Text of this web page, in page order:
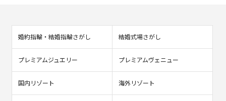
婚約指輪・結婚指輪さがし 結婚式場さがし
プレミアムジュエリー プレミアムヴェニュー
国内リゾート 海外リゾート